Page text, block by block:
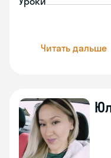
Читать дальше